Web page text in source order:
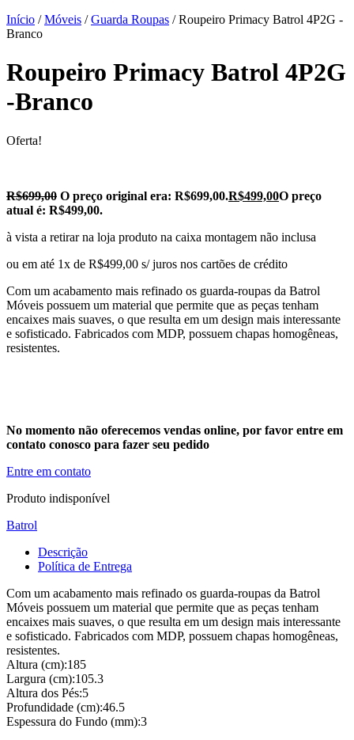
Início /Móveis /Guarda Roupas / Roupeiro Primacy Batrol 4P2G -
Branco
Roupeiro Primacy Batrol 4P2G
-Branco
Oferta!
R$699,00 O preço original era: R$699,00.R$499,00O preço
atual é: R$499,00.
à vista a retirar na loja produto na caixa montagem não inclusa
ou em até 1x de R$499,00 s/ juros nos cartões de crédito
Com um acabamento mais refinado os guarda-roupas da Batrol
Móveis possuem um material que permite que as peças tenham
encaixes mais suaves, o que resulta em um design mais interessante
e sofisticado. Fabricados com MDP, possuem chapas homogêneas,
resistentes.
No momento não oferecemos vendas online, por favor entre em
contato conosco para fazer seu pedido
Entre em contato
Produto indisponível
Batrol
Descrição
Política de Entrega
Com um acabamento mais refinado os guarda-roupas da Batrol
Móveis possuem um material que permite que as peças tenham
encaixes mais suaves, o que resulta em um design mais interessante
e sofisticado. Fabricados com MDP, possuem chapas homogêneas,
resistentes.
Altura (cm):185
Largura (cm):105.3
Altura dos Pés:5
Profundidade (cm):46.5
Espessura do Fundo (mm):3